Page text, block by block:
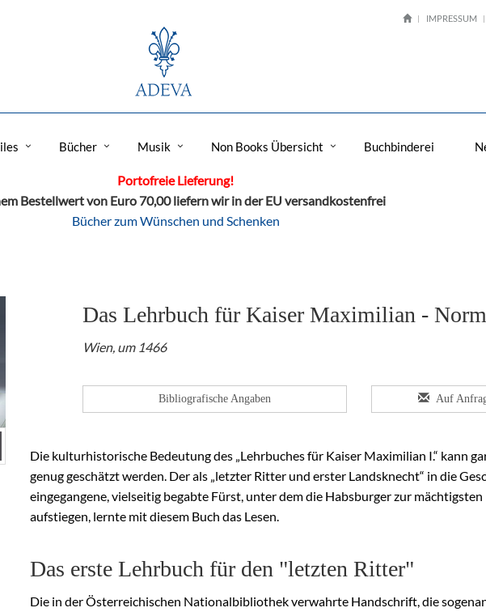
IMPRESSUM
Bücher Musik Non Books Übersicht Buchbinderei
Portofreie Lieferung!
Bestellwert von Euro 70,00 liefern wir in der EU versandkostenfrei
Bücher zum Wünschen und Schenken
Das Lehrbuch für Kaiser Maximilian -
Wien, um 1466
Bibliografische Angaben Auf
Die kulturhistorische Bedeutung des „Lehrbuches für Kaiser Maximilian I.“ kann
genug geschätzt werden. Der als „letzter Ritter und erster Landsknecht“ in die
eingegangene, vielseitig begabte Fürst, unter dem die Habsburger zur
aufstiegen, lernte mit diesem Buch das Lesen.
Das erste Lehrbuch für den "letzten Ritter"
Die in der Österreichischen Nationalbibliothek verwahrte Handschrift, die